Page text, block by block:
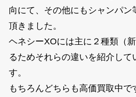
向にて、その他にもシャンパン
頂きました。
ヘネシーXOには主に２種類（
るためそれらの違いを紹介して
す。
もちろんどちらも高価買取中で